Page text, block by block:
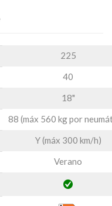
225
40
18"
88 (máx 560 kg por
Y (máx 300 km/h)
Verano